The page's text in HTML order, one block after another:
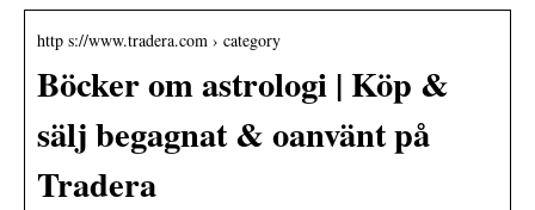
http s://www.tradera.com › category
Böcker om astrologi | Köp &
sälj begagnat & oanvänt på
Tradera